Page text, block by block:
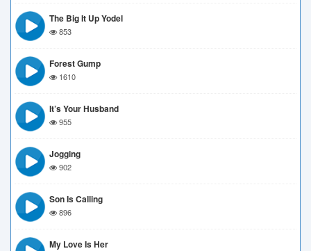
The Big It Up Yodel
853
Forest Gump
1610
It’s Your Husband
955
Jogging
902
Son Is Calling
896
My Love Is Her